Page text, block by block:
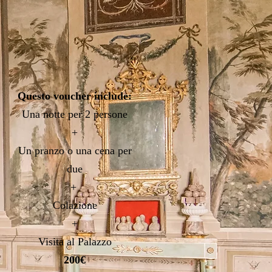
Questo voucher include:
Una notteper 2 persone
+
Un pranzo o una cena per
due
+
Colazione
+
Visita al Palazzo
200€